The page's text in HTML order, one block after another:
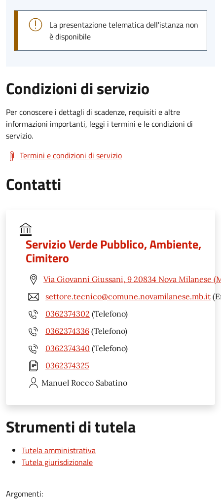
La presentazione telematica dell'istanza non
è disponibile
Condizioni di servizio
Per conoscere i dettagli di scadenze, requisiti e altre
informazioni importanti, leggi i termini e le condizioni di
servizio.
Termini e condizioni di servizio
Contatti
Servizio Verde Pubblico, Ambiente,
Cimitero
Via Giovanni Giussani, 9 20834 Nova Milanese
settore.tecnico@comune.novamilanese.mb.it
0362374302 (Telefono)
0362374336 (Telefono)
0362374340 (Telefono)
0362374325
Manuel Rocco Sabatino
Strumenti di tutela
Tutela amministrativa
Tutela giurisdizionale
Argomenti: